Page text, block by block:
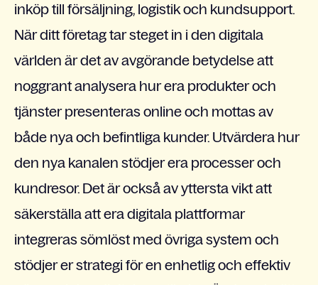
inköp till försäljning, logistik och kundsupport.
När ditt företag tar steget in i den digitala
världen är det av avgörande betydelse att
noggrant analysera hur era produkter och
tjänster presenteras online och mottas av
både nya och befintliga kunder. Utvärdera hur
den nya kanalen stödjer era processer och
kundresor. Det är också av yttersta vikt att
säkerställa att era digitala plattformar
integreras sömlöst med övriga system och
stödjer er strategi för en enhetlig och effektiv